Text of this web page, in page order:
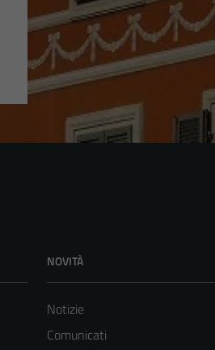
NOVITÀ
Notizie
Comunicati